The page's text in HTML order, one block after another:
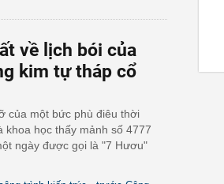
về lịch bói của
kim tự tháp cổ
của một bức phù điêu thời
khoa học thấy mảnh số 4777
ngày được gọi là "7 Hươu"